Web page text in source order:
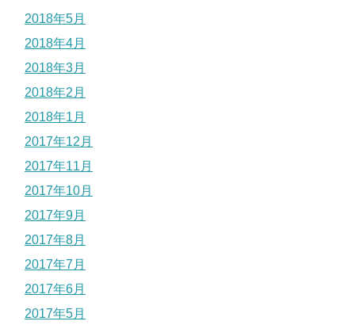
2018年5月
2018年4月
2018年3月
2018年2月
2018年1月
2017年12月
2017年11月
2017年10月
2017年9月
2017年8月
2017年7月
2017年6月
2017年5月